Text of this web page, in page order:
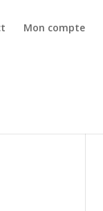
Mon compte